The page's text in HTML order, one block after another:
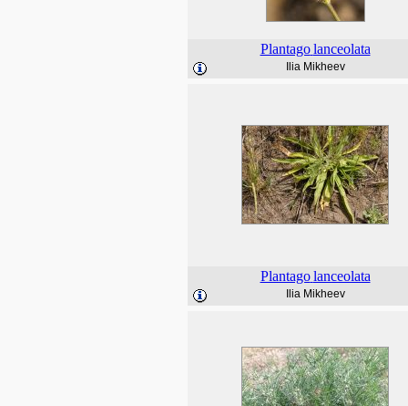
Plantago lanceolata
Ilia Mikheev
Plantago lanceolata
Ilia Mikheev